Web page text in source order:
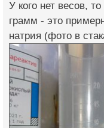
У кого нет весов,
грамм - это
натрия (фото в